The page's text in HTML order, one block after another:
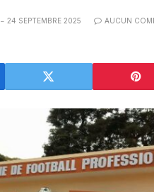
24 SEPTEMBRE 2025 AUCUN